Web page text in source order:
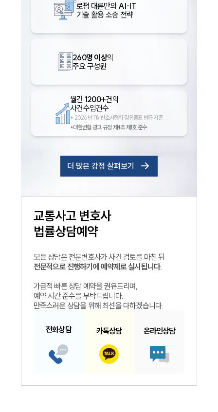
로펌 대륜만의 AI·IT
기술 활용 소송 전략
260명 이상의
주요 구성원
월간1200+건의
사건수임건수
* 2026년 1월 변호사협회 경유증표 발급 기준
*대한변협 광고 규정 제4조 제1호 준수
더 많은 강점 살펴보기
교통사고변호사
법률상담예약
모든 상담은 전문변호사가 사건 검토를 마친 뒤
전문적으로 진행하기에 예약제로 실시됩니다.
가급적 빠른 상담 예약을 권유드리며,
예약 시간 준수를 부탁드립니다.
만족스러운 상담을 위해 최선을 다하겠습니다.
전화상담 카톡상담 온라인상담